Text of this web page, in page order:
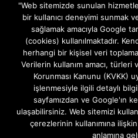
Gizlilik ve Çerezler (Cookies)
Hakkımızda
İletişim Kanalları
MODEM KURULUM
TEKNİK DESTEK
TELEVİZYON SİSTEMLERİ
"Web sitemizde sunulan
bir kullanıcı deneyimi sunmak
sağlamak amacıyla Google
(cookies) kullanılmaktadır.
herhangi bir kişisel veri
Verilerin kullanım amacı, türleri
Korunması Kanunu (KVKK)
işlenmesiyle ilgili detaylı
sayfamızdan ve Google'ın
ulaşabilirsiniz. Web sitemizi
çerezlerinin kullanımına
anlamına